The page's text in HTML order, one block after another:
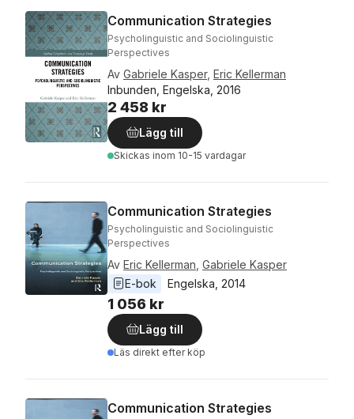
Communication Strategies
Psycholinguistic and Sociolinguistic
Perspectives
Av Gabriele Kasper, Eric Kellerman
Inbunden, Engelska, 2016
2 458 kr
Lägg till
Skickas inom 10-15 vardagar
Communication Strategies
Psycholinguistic and Sociolinguistic
Perspectives
Av Eric Kellerman Gabriele Kasper
E-bok
Engelska 2014
1 056 kr
Lägg till
Läs direkt efter köp
Communication Strategies